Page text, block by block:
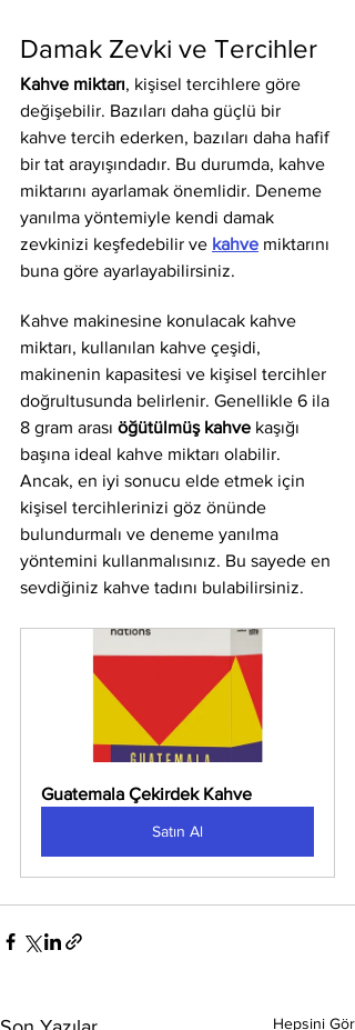
Damak Zevki ve Tercihler
Kahve miktarı, kişisel tercihlere göre
değişebilir. Bazıları daha güçlü bir
kahve tercih ederken, bazıları daha hafif
bir tat arayışındadır. Bu durumda, kahve
miktarını ayarlamak önemlidir. Deneme
yanılma yöntemiyle kendi damak
zevkinizi keşfedebilir ve kahve miktarını
buna göre ayarlayabilirsiniz.
Kahve makinesine konulacak kahve
miktarı, kullanılan kahve çeşidi,
makinenin kapasitesi ve kişisel tercihler
doğrultusunda belirlenir. Genellikle 6 ila
8 gram arası öğütülmüş kahve kaşığı
başına ideal kahve miktarı olabilir.
Ancak, en iyi sonucu elde etmek için
kişisel tercihlerinizi göz önünde
bulundurmalı ve deneme yanılma
yöntemini kullanmalısınız. Bu sayede en
sevdiğiniz kahve tadını bulabilirsiniz.
Guatemala Çekirdek Kahve
Satın Al
Hepsini Gör